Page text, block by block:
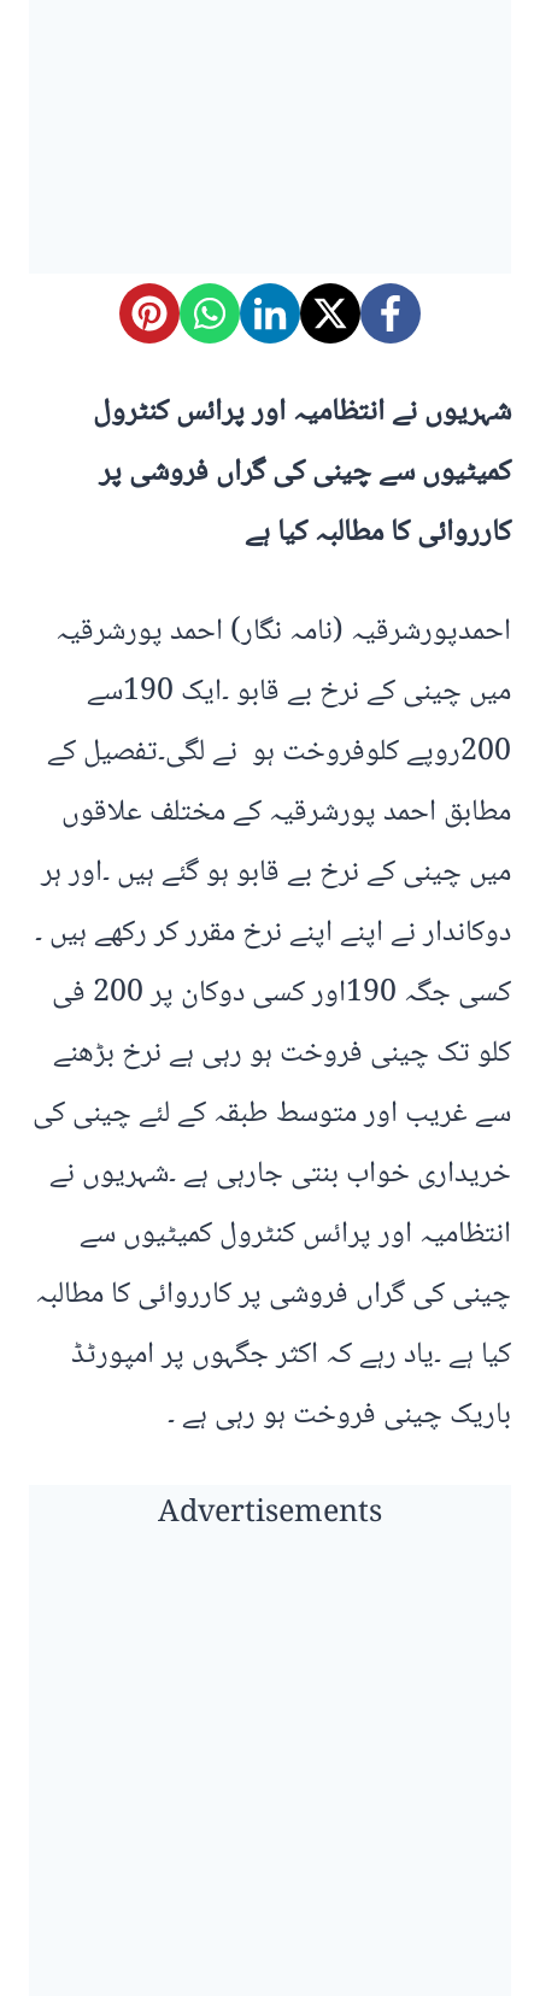
شہریوں نے انتظامیہ اور پرائس کنٹرول
کمیٹیوں سے چینی کی گراں فروشی پر
کارروائی کا مطالبہ کیا ہے
احمدپورشرقیہ (نامہ نگار) احمد پورشرقیہ
میں چینی کے نرخ بے قابو ۔ایک 190سے
200روپے کلوفروخت ہو نے لگی۔تفصیل کے
مطابق احمد پورشرقیہ کے مختلف علاقوں
میں چینی کے نرخ بے قابو ہو گئے ہیں ۔اور ہر
دوکاندار نے اپنے اپنے نرخ مقرر کر رکھے ہیں ۔
کسی جگہ 190اور کسی دوکان پر 200 فی
کلو تک چینی فروخت ہو رہی ہے نرخ بڑھنے
سے غریب اور متوسط طبقہ کے لئے چینی کی
خریداری خواب بنتی جارہی ہے ۔شہریوں نے
انتظامیہ اور پرائس کنٹرول کمیٹیوں سے
چینی کی گراں فروشی پر کارروائی کا مطالبہ
کیا ہے ۔یاد رہے کہ اکثر جگہوں پر امپورٹڈ
باریک چینی فروخت ہو رہی ہے ۔
Advertisements